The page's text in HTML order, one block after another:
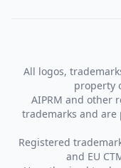
All logos,
property
AIPRM and other
trademarks and
Registered
and EU